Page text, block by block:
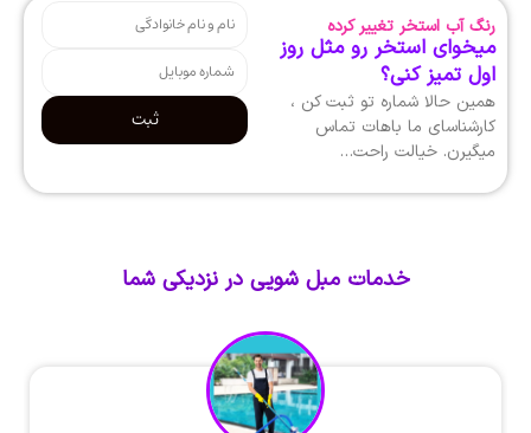
رنگ آب استخر تغییر کرده
میخوای استخر رو مثل روز
اول تمیز کنی؟
همین حالا شماره تو ثبت کن ،
کارشناسای ما باهات تماس
میگیرن. خیالت راحت…
ثبت
خدمات مبل شویی در نزدیکی شما